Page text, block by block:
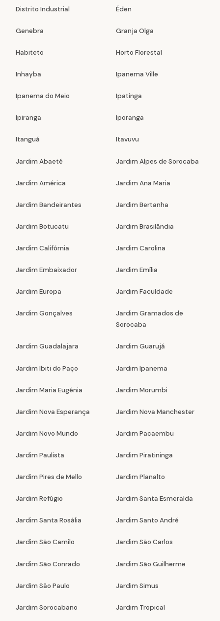
Distrito Industrial Éden
Genebra Granja Olga
Habiteto Horto Florestal
Inhayba Ipanema Ville
Ipanema do Meio Ipatinga
Ipiranga Iporanga
Itanguá Itavuvu
Jardim Abaeté Jardim Alpes de Sorocaba
Jardim América Jardim Ana Maria
Jardim Bandeirantes Jardim Bertanha
Jardim Botucatu Jardim Brasilândia
Jardim Califórnia Jardim Carolina
Jardim Embaixador Jardim Emília
Jardim Europa Jardim Faculdade
Jardim Gonçalves
Jardim Gramados de
Sorocaba
Jardim Guadalajara Jardim Guarujá
Jardim Ibiti do Paço Jardim Ipanema
Jardim Maria Eugênia Jardim Morumbi
Jardim Nova Esperança Jardim Nova Manchester
Jardim Novo Mundo Jardim Pacaembu
Jardim Paulista Jardim Piratininga
Jardim Pires de Mello Jardim Planalto
Jardim Refúgio Jardim Santa Esmeralda
Jardim Santa Rosália Jardim Santo André
Jardim São Camilo Jardim São Carlos
Jardim São Conrado Jardim São Guilherme
Jardim São Paulo Jardim Simus
Jardim Sorocabano Jardim Tropical